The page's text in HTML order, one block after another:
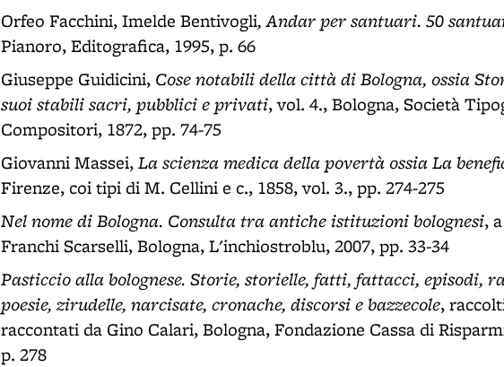
Orfeo Facchini, Imelde Bentivogli, Andar per santuari. 50
Pianoro, Editografica, 1995, p. 66
Giuseppe Guidicini, Cose notabili della città di Bologna, ossia
suoi stabili sacri, pubblici e privati, vol. 4., Bologna, Società
Compositori, 1872, pp. 74-75
Giovanni Massei,La scienza medica della povertà ossia La
Firenze, coi tipi di M. Cellini e c., 1858, vol. 3., pp. 274-275
Nel nome di Bologna. Consulta tra antiche istituzioni bolognesi,
Franchi Scarselli, Bologna, L'inchiostroblu, 2007, pp. 33-34
Pasticcio alla bolognese. Storie, storielle, fatti, fattacci, episodi,
poesie, zirudelle, narcisate, cronache, discorsi e bazzecole,
raccontati da Gino Calari, Bologna, Fondazione Cassa di
p. 278